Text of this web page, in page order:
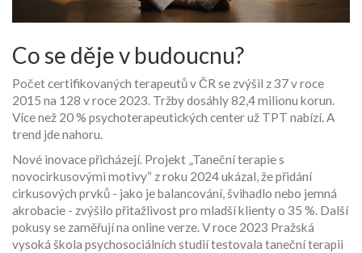
Co se děje v budoucnu?
Počet certifikovaných terapeutů v ČR se zvýšil z 37 v roce
2015 na 128 v roce 2023. Tržby dosáhly 82,4 milionu korun.
Více než 20 % psychoterapeutických center už TPT nabízí. A
trend jde nahoru.
Nové inovace přicházejí. Projekt „Taneční terapie s
novocirkusovými motivy“ z roku 2024 ukázal, že přidání
cirkusových prvků - jako je balancování, švihadlo nebo jemná
akrobacie - zvýšilo přitažlivost pro mladší klienty o 35 %. Další
pokusy se zaměřují na online verze. V roce 2023 Pražská
vysoká škola psychosociálních studií testovala taneční terapii